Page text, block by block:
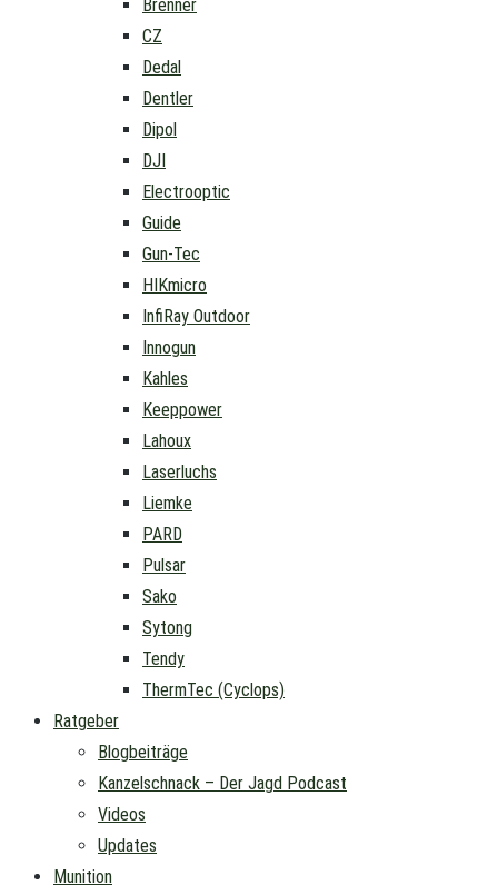
Brenner
CZ
Dedal
Dentler
Dipol
DJI
Electrooptic
Guide
Gun-Tec
HIKmicro
InfiRay Outdoor
Innogun
Kahles
Keeppower
Lahoux
Laserluchs
Liemke
PARD
Pulsar
Sako
Sytong
Tendy
ThermTec (Cyclops)
Ratgeber
Blogbeiträge
Kanzelschnack – Der Jagd Podcast
Videos
Updates
Munition